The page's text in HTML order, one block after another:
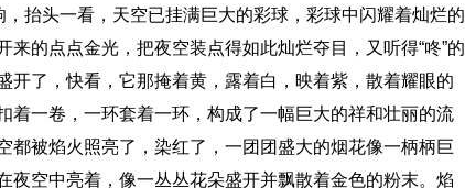
，抬头一看，天空已挂满巨大的彩球，彩球中闪耀着灿烂的
的点点金光，把夜空装点得如此灿烂夺目，又听得“咚”的
开了，快看，它那掩着黄，露着白，映着紫，散着耀眼的
着一卷，一环套着一环，构成了一幅巨大的祥和壮丽的流
都被焰火照亮了，染红了，一团团盛大的烟花像一柄柄巨
夜空中亮着，像一丛丛花朵盛开并飘散着金色的粉末。焰